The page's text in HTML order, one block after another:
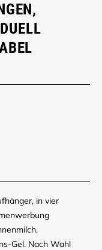
in vier
Gel. Nach Wahl